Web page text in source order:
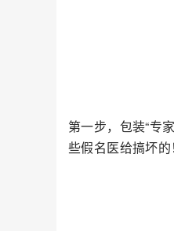
第一步，包装“专
些假名医给搞坏的